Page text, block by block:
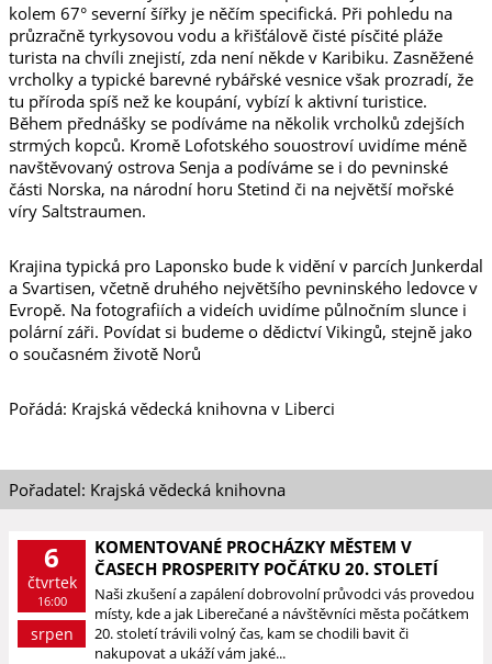
kolem 67° severní šířky je něčím specifická. Při pohledu na
průzračně tyrkysovou vodu a křišťálově čisté písčité pláže
turista na chvíli znejistí, zda není někde v Karibiku. Zasněžené
vrcholky a typické barevné rybářské vesnice však prozradí, že
tu příroda spíš než ke koupání, vybízí k aktivní turistice.
Během přednášky se podíváme na několik vrcholků zdejších
strmých kopců. Kromě Lofotského souostroví uvidíme méně
navštěvovaný ostrova Senja a podíváme se i do pevninské
části Norska, na národní horu Stetind či na největší mořské
víry Saltstraumen.
Krajina typická pro Laponsko bude k vidění v parcích Junkerdal
a Svartisen, včetně druhého největšího pevninského ledovce v
Evropě. Na fotografiích a videích uvidíme půlnočním slunce i
polární záři. Povídat si budeme o dědictví Vikingů, stejně jako
o současném životě Norů
Pořádá: Krajská vědecká knihovna v Liberci
Pořadatel: Krajská vědecká knihovna
6
čtvrtek
16:00
srpen
KOMENTOVANÉ PROCHÁZKY MĚSTEM V
ČASECH PROSPERITY POČÁTKU 20. STOLETÍ
Naši zkušení a zapálení dobrovolní průvodci vás provedou
místy, kde a jak Liberečané a návštěvníci města počátkem
20. století trávili volný čas, kam se chodili bavit či
nakupovat a ukáží vám jaké...